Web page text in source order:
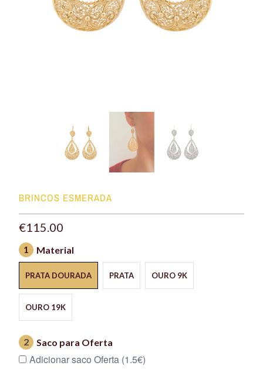
BRINCOS ESMERADA
€115.00
1 Material
PRATA DOURADA PRATA OURO 9K
OURO 19K
2 Saco para Oferta
Adicionar saco Oferta (1.5€)